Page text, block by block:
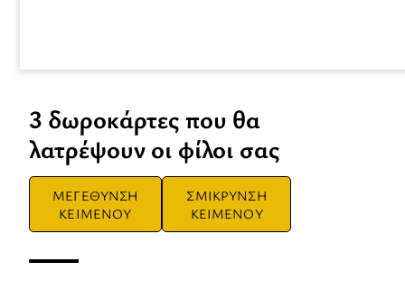
3 δωροκάρτες που θα
λατρέψουν οι φίλοι σας
ΜΕΓΕΘΥΝΣΗ
ΚΕΙΜΕΝΟΥ
ΣΜΙΚΡΥΝΣΗ
ΚΕΙΜΕΝΟΥ